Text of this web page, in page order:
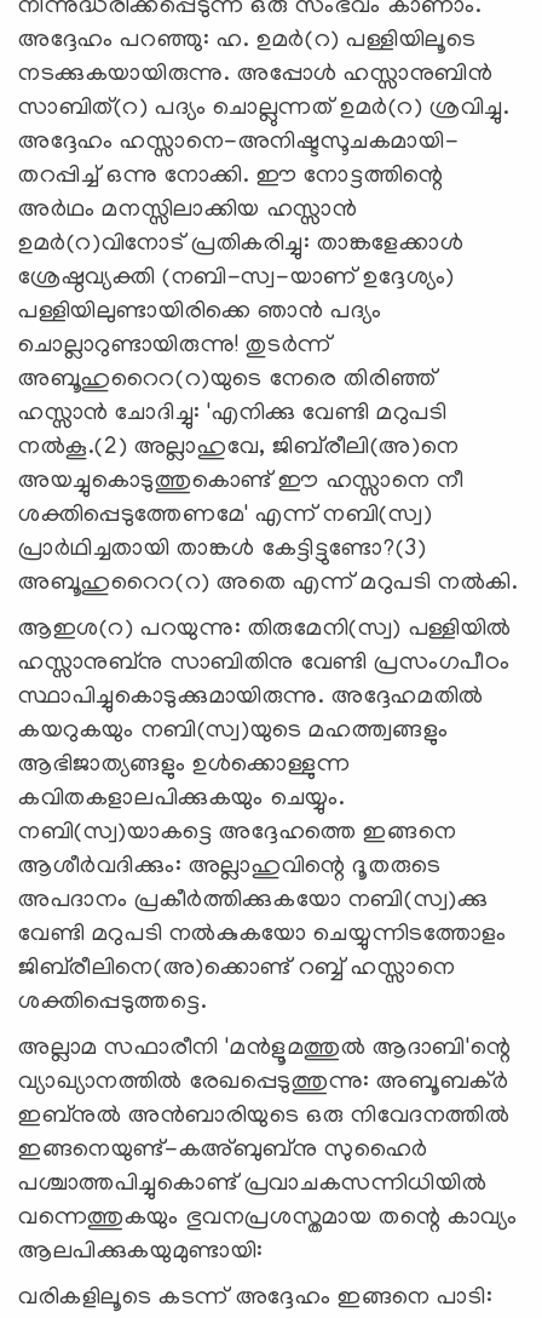
നിന്നുദ്ധരിക്കപ്പെടുന്ന ഒരു സംഭവം കാണാം.
അദ്ദേഹം പറഞ്ഞു: ഹ. ഉമര്‍(റ) പള്ളിയിലൂടെ
നടക്കുകയായിരുന്നു. അപ്പോള്‍ ഹസ്സാനുബിന്‍
സാബിത്(റ) പദ്യം ചൊല്ലുന്നത് ഉമര്‍(റ) ശ്രവിച്ചു.
അദ്ദേഹം ഹസ്സാനെ-അനിഷ്ടസൂചകമായി-
തറപ്പിച്ച് ഒന്നു നോക്കി. ഈ നോട്ടത്തിന്റെ
അര്‍ഥം മനസ്സിലാക്കിയ ഹസ്സാന്‍
ഉമര്‍(റ)വിനോട് പ്രതികരിച്ചു: താങ്കളേക്കാള്‍
ശ്രേഷ്ഠവ്യക്തി (നബി-സ്വ-യാണ് ഉദ്ദേശ്യം)
പള്ളിയിലുണ്ടായിരിക്കെ ഞാന്‍ പദ്യം
ചൊല്ലാറുണ്ടായിരുന്നു! തുടര്‍ന്ന്
അബൂഹുറൈറ(റ)യുടെ നേരെ തിരിഞ്ഞ്
ഹസ്സാന്‍ ചോദിച്ചു: 'എനിക്കു വേണ്ടി മറുപടി
നല്‍കൂ.(2) അല്ലാഹുവേ, ജിബ്‌രീലി(അ)നെ
അയച്ചുകൊടുത്തുകൊണ്ട് ഈ ഹസ്സാനെ നീ
ശക്തിപ്പെടുത്തേണമേ' എന്ന് നബി(സ്വ)
പ്രാര്‍ഥിച്ചതായി താങ്കള്‍ കേട്ടിട്ടുണ്ടോ?(3)
അബൂഹുറൈറ(റ) അതെ എന്ന് മറുപടി നല്‍കി.
ആഇശ(റ) പറയുന്നു: തിരുമേനി(സ്വ) പള്ളിയില്‍
ഹസ്സാനുബ്‌നു സാബിതിനു വേണ്ടി പ്രസംഗപീഠം
സ്ഥാപിച്ചുകൊടുക്കുമായിരുന്നു. അദ്ദേഹമതില്‍
കയറുകയും നബി(സ്വ)യുടെ മഹത്ത്വങ്ങളും
ആഭിജാത്യങ്ങളും ഉള്‍ക്കൊള്ളുന്ന
കവിതകളാലപിക്കുകയും ചെയ്യും.
നബി(സ്വ)യാകട്ടെ അദ്ദേഹത്തെ ഇങ്ങനെ
ആശീര്‍വദിക്കും: അല്ലാഹുവിന്റെ ദൂതരുടെ
അപദാനം പ്രകീര്‍ത്തിക്കുകയോ നബി(സ്വ)ക്കു
വേണ്ടി മറുപടി നല്‍കുകയോ ചെയ്യുന്നിടത്തോളം
ജിബ്‌രീലിനെ(അ)ക്കൊണ്ട് റബ്ബ് ഹസ്സാനെ
ശക്തിപ്പെടുത്തട്ടെ.
അല്ലാമ സഫാരീനി 'മന്‍ളൂമത്തുല്‍ ആദാബി'ന്റെ
വ്യാഖ്യാനത്തില്‍ രേഖപ്പെടുത്തുന്നു: അബൂബക്ര്‍
ഇബ്‌നുല്‍ അന്‍ബാരിയുടെ ഒരു നിവേദനത്തില്‍
ഇങ്ങനെയുണ്ട്-കഅ്ബുബ്‌നു സുഹൈര്‍
പശ്ചാത്തപിച്ചുകൊണ്ട് പ്രവാചകസന്നിധിയില്‍
വന്നെത്തുകയും ഭുവനപ്രശസ്തമായ തന്റെ കാവ്യം
ആലപിക്കുകയുമുണ്ടായി:
വരികളിലൂടെ കടന്ന് അദ്ദേഹം ഇങ്ങനെ പാടി: